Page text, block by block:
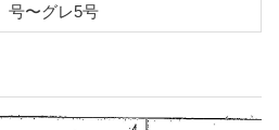
号〜グレ5号